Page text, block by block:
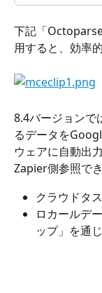
下記「
用すると、効率
8.4バージョンで
るデータを
ウェアに自動出
Zapier側参照で
クラウドタ
ロカールデ
ップ」を通